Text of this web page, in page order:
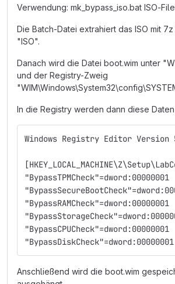
Verwendung: mk_bypass_iso.bat ISO-File
Die Batch-Datei extrahiert das ISO mit
"ISO".
Danach wird die Datei boot.wim unter
und der Registry-Zweig
In die Registry werden dann diese
Windows Registry Editor Version
"BypassTPMCheck"=dword:00000001
"BypassRAMCheck"=dword:00000001
"BypassCPUCheck"=dword:00000001
"BypassDiskCheck"=dword:00000001
Anschließend wird die boot.wim